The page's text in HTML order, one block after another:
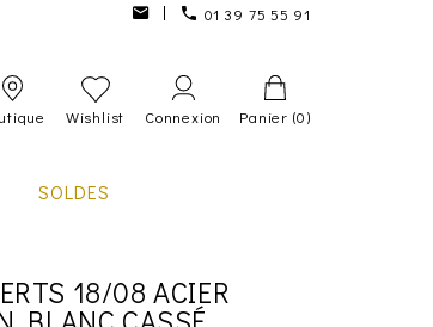
01 39 75 55 91
Wishlist Connexion Panier (0)
SOLDES
18/08 ACIER